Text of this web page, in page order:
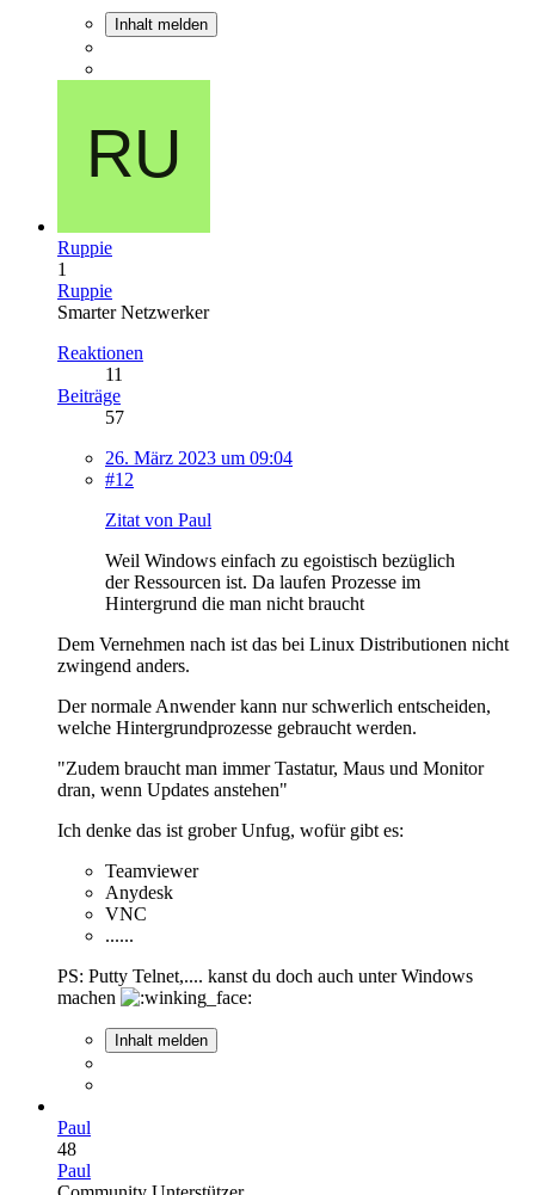
Inhalt melden
Ruppie
1
Ruppie
Smarter Netzwerker
Reaktionen
11
Beiträge
57
26. März 2023 um 09:04
#12
Zitat von Paul
Weil Windows einfach zu egoistisch bezüglich
der Ressourcen ist. Da laufen Prozesse im
Hintergrund die man nicht braucht
Dem Vernehmen nach ist das bei Linux Distributionen nicht
zwingend anders.
Der normale Anwender kann nur schwerlich entscheiden,
welche Hintergrundprozesse gebraucht werden.
"Zudem braucht man immer Tastatur, Maus und Monitor
dran, wenn Updates anstehen"
Ich denke das ist grober Unfug, wofür gibt es:
Teamviewer
Anydesk
VNC
......
PS: Putty Telnet,.... kanst du doch auch unter Windows
machen
Inhalt melden
Paul
48
Paul